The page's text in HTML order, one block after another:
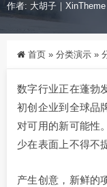
作者: 大胡子｜XinTheme
首页 » 分类演示 »
数字行业正在蓬勃
初创企业到全球品
对可用的新可能性
少在表面上不得不
产生创意，新鲜的